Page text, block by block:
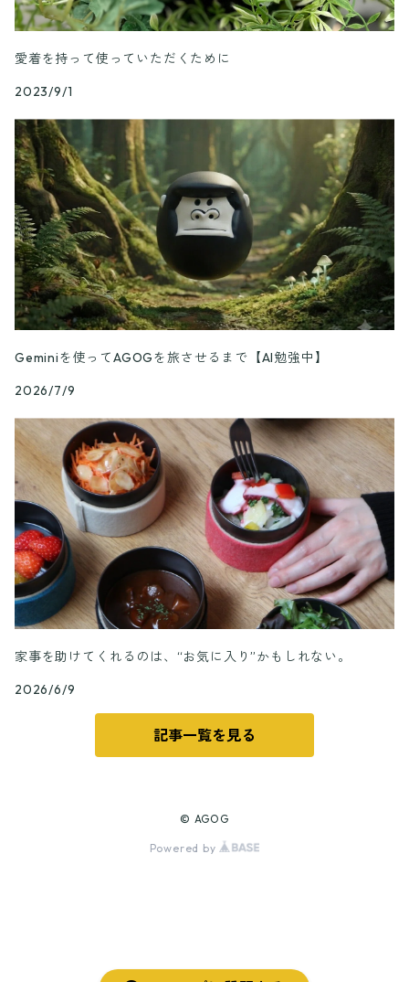
愛着を持って使っていただくために
2023/9/1
Geminiを使ってAGOGを旅させるまで【AI勉強中】
2026/7/9
家事を助けてくれるのは、“お気に入り”かもしれない。
2026/6/9
記事一覧を見る
© AGOG
Powered by